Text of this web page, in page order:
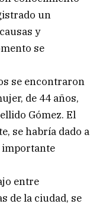
un
y
se
se encontraron
de 44 años,
Gómez. El
se habría dado a
importante
entre
de la ciudad, se